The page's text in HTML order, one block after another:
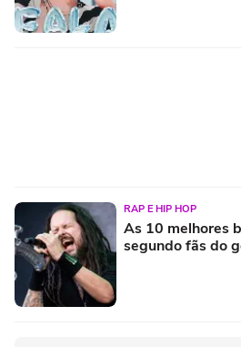
RAP E HIP HOP
As 10 melhores
segundo fãs do